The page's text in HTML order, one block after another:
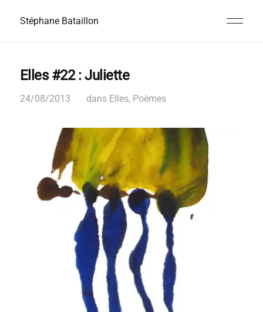
Stéphane Bataillon
Elles #22 : Juliette
24/08/2013 dans Elles, Poèmes